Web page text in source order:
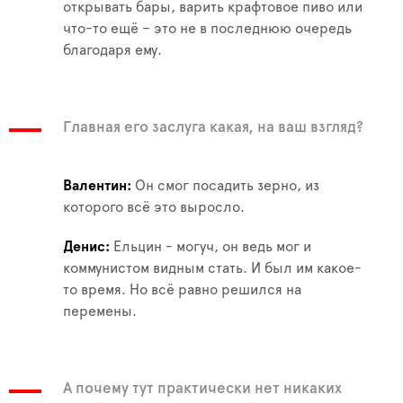
открывать бары, варить крафтовое пиво или
что-то ещё – это не в последнюю очередь
благодаря ему.
Главная его заслуга какая, на ваш взгляд?
Валентин
Он смог посадить зерно, из
которого всё это выросло.
Денис
Ельцин - могуч, он ведь мог и
коммунистом видным стать. И был им какое-
то время. Но всё равно решился на
перемены.
А почему тут практически нет никаких